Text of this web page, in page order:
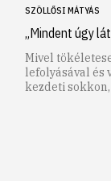
SZÖLLŐSI MÁTYÁS
„Mindent úgy
Mivel
lefolyásával és
kezdeti